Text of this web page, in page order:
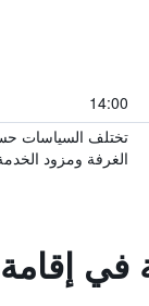
14:00
تختلف السياسات
الغرفة ومزود
في